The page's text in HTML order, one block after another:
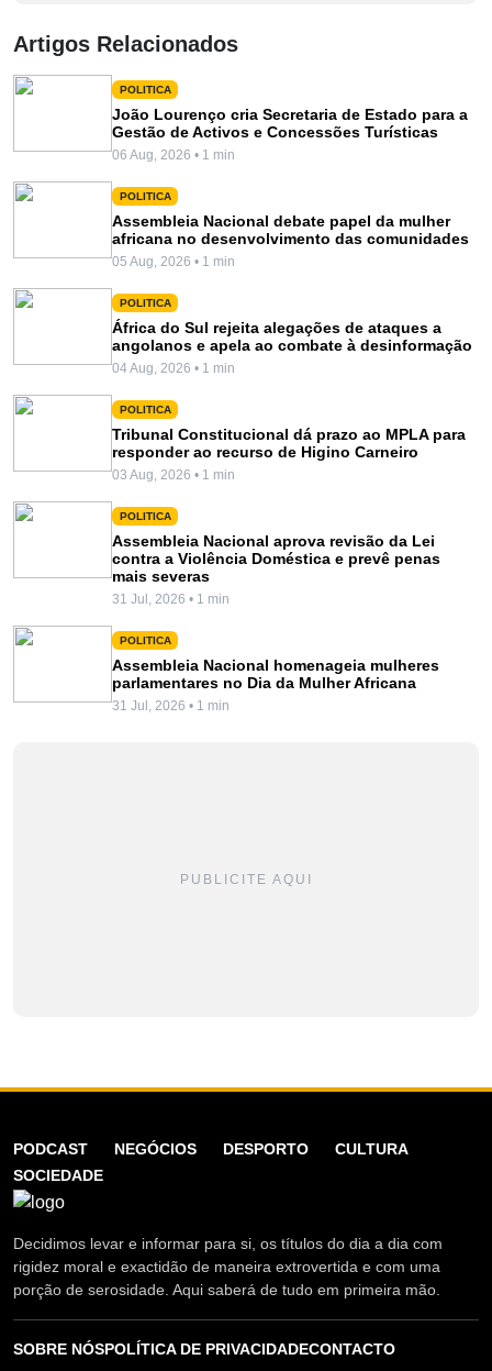
Artigos Relacionados
POLITICA
João Lourenço cria Secretaria de Estado para a
Gestão de Activos e Concessões Turísticas
06 Aug, 2026 • 1 min
POLITICA
Assembleia Nacional debate papel da mulher
africana no desenvolvimento das comunidades
05 Aug, 2026 • 1 min
POLITICA
África do Sul rejeita alegações de ataques a
angolanos e apela ao combate à desinformação
04 Aug, 2026 • 1 min
POLITICA
Tribunal Constitucional dá prazo ao MPLA para
responder ao recurso de Higino Carneiro
03 Aug, 2026 • 1 min
POLITICA
Assembleia Nacional aprova revisão da Lei
contra a Violência Doméstica e prevê penas
mais severas
31 Jul, 2026 • 1 min
POLITICA
Assembleia Nacional homenageia mulheres
parlamentares no Dia da Mulher Africana
31 Jul, 2026 • 1 min
PUBLICITE AQUI
PODCAST NEGÓCIOS DESPORTO
CULTURA
SOCIEDADE
Decidimos levar e informar para si, os títulos do dia a dia com
rigidez moral e exactidão de maneira extrovertida e com uma
porção de serosidade. Aqui saberá de tudo em primeira mão.
SOBRE NÓSPOLÍTICA DE PRIVACIDADECONTACTO